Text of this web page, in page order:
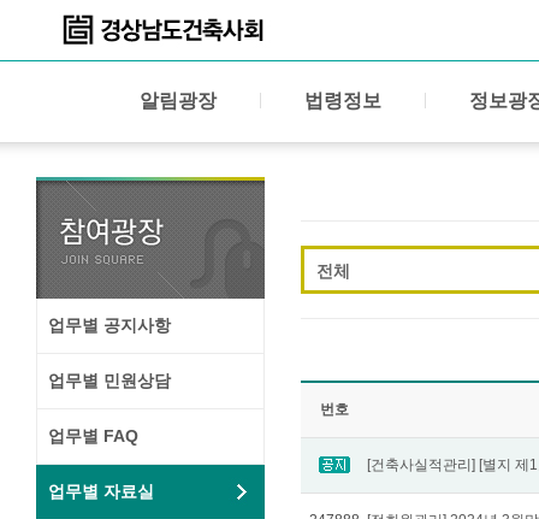
알림광장 법령정보 정보광
업무별 공지사항
업무별 민원상담
업무별 FAQ
업무별 자료실
전체
번호